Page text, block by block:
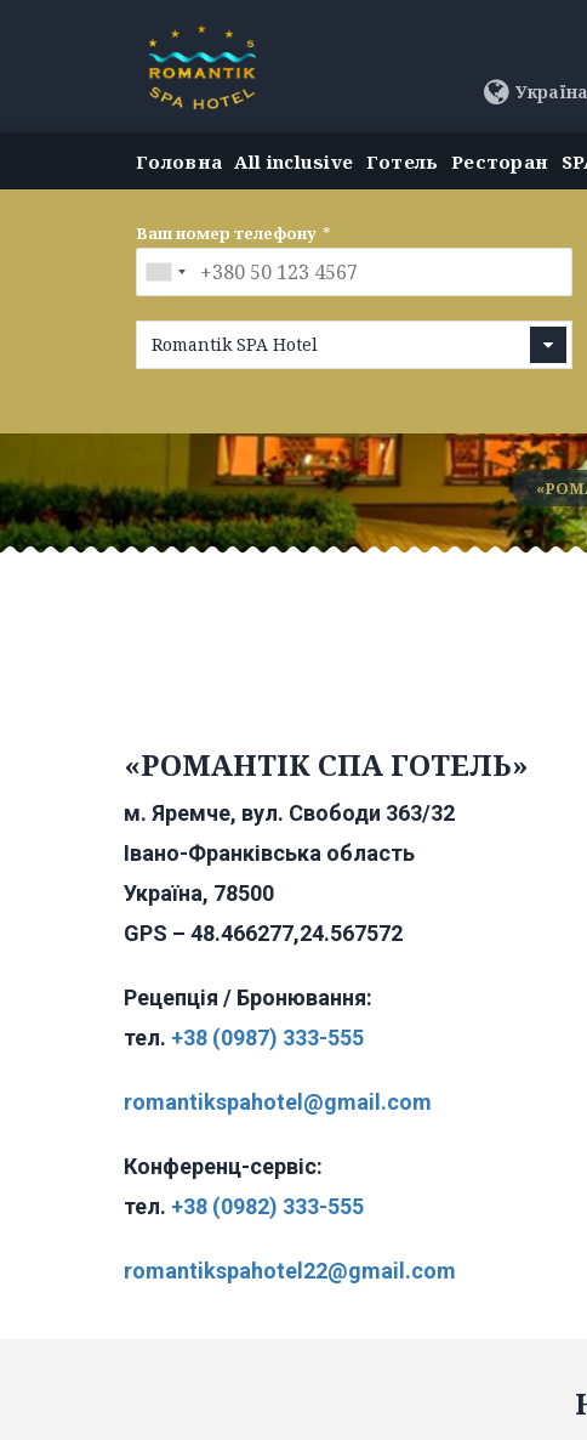
Головна All inclusive Готель Ресторан
Ваш номер телефону *
Romantik SPA Hotel
«РОМАНТІК СПА ГОТЕЛЬ»
м. Яремче, вул. Свободи 363/32
Івано-Франківська область
Україна, 78500
GPS – 48.466277,24.567572
Рецепція / Бронювання:
тел. +38 (0987) 333-555
romantikspahotel@gmail.com
Конференц-сервіс:
тел. +38 (0982) 333-555
romantikspahotel22@gmail.com